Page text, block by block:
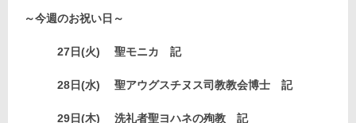
～今週のお祝い日～
27日(火) 聖モニカ 記
28日(水) 聖アウグスチヌス司教教会博士 記
29日(木) 洗礼者聖ヨハネの殉教 記